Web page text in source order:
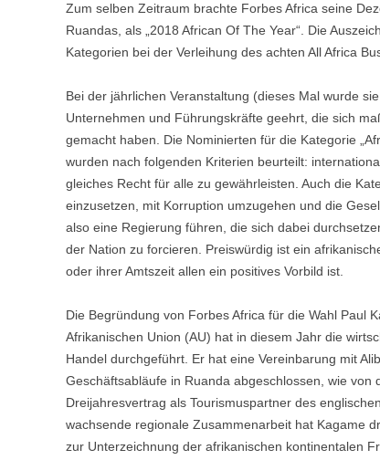
Zum selben Zeitraum brachte Forbes Africa seine
Ruandas, als „2018 African Of The Year“. Die
Kategorien bei der Verleihung des achten All Africa
Bei der jährlichen Veranstaltung (dieses Mal wurde
Unternehmen und Führungskräfte geehrt, die sich
gemacht haben. Die Nominierten für die Kategorie
wurden nach folgenden Kriterien beurteilt:
gleiches Recht für alle zu gewährleisten. Auch die
einzusetzen, mit Korruption umzugehen und die
also eine Regierung führen, die sich dabei
der Nation zu forcieren. Preiswürdig ist ein
oder ihrer Amtszeit allen ein positives Vorbild ist.
Die Begründung von Forbes Africa für die Wahl Paul
Afrikanischen Union (AU) hat in diesem Jahr die
Handel durchgeführt. Er hat eine Vereinbarung mit
Geschäftsabläufe in Ruanda abgeschlossen, wie
Dreijahresvertrag als Tourismuspartner des
wachsende regionale Zusammenarbeit hat Kagame
zur Unterzeichnung der afrikanischen kontinentalen